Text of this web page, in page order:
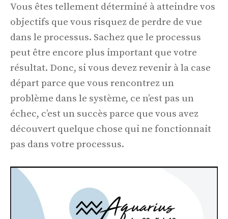
Vous êtes tellement déterminé à atteindre vos
objectifs que vous risquez de perdre de vue
dans le processus. Sachez que le processus
peut être encore plus important que votre
résultat. Donc, si vous devez revenir à la case
départ parce que vous rencontrez un
problème dans le système, ce n’est pas un
échec, c’est un succès parce que vous avez
découvert quelque chose qui ne fonctionnait
pas dans votre processus.